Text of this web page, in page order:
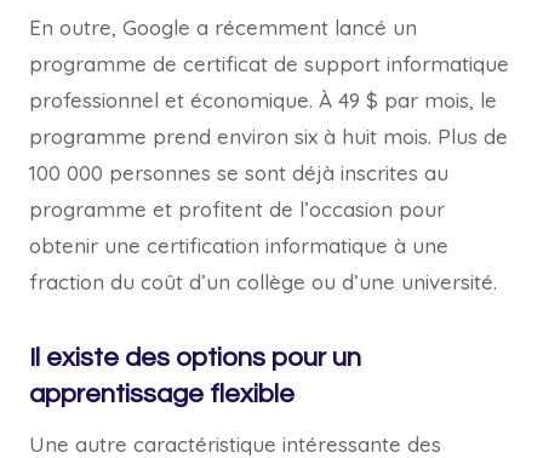
En outre, Google a récemment lancé un
programme de certificat de support informatique
professionnel et économique. À 49 $ par mois, le
programme prend environ six à huit mois. Plus de
100 000 personnes se sont déjà inscrites au
programme et profitent de l’occasion pour
obtenir une certification informatique à une
fraction du coût d’un collège ou d’une université.
Il existe des options pour un
apprentissage flexible
Une autre caractéristique intéressante des